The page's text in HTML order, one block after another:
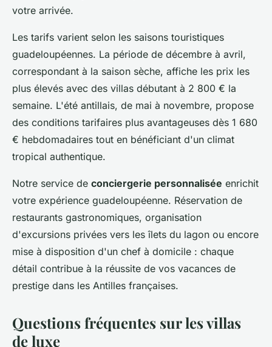
votre arrivée.
Les tarifs varient selon les saisons touristiques
guadeloupéennes. La période de décembre à avril,
correspondant à la saison sèche, affiche les prix les
plus élevés avec des villas débutant à 2 800 € la
semaine. L'été antillais, de mai à novembre, propose
des conditions tarifaires plus avantageuses dès 1 680
€ hebdomadaires tout en bénéficiant d'un climat
tropical authentique.
Notre service de conciergerie personnalisée enrichit
votre expérience guadeloupéenne. Réservation de
restaurants gastronomiques, organisation
d'excursions privées vers les îlets du lagon ou encore
mise à disposition d'un chef à domicile : chaque
détail contribue à la réussite de vos vacances de
prestige dans les Antilles françaises.
Questions fréquentes sur les villas
de luxe